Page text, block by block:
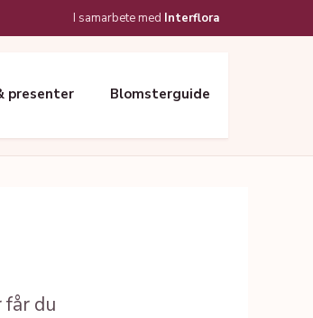
I samarbete med Interflora
presenter Blomsterguide
du